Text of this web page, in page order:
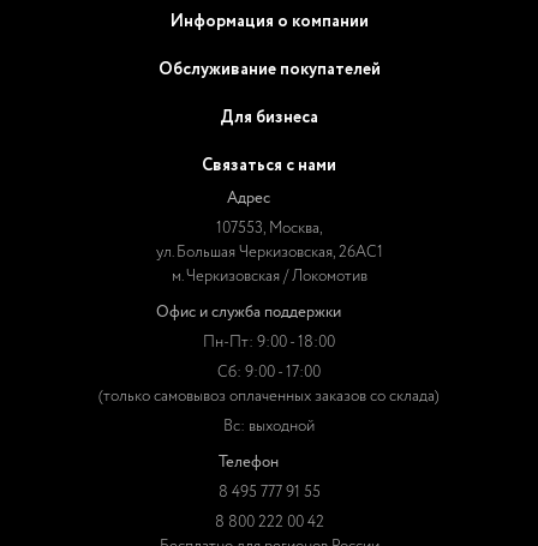
Информация о компании
Обслуживание покупателей
Для бизнеса
Связаться с нами
Адрес
107553, Москва,
ул. Большая Черкизовская, 26АС1
м. Черкизовская / Локомотив
Офис и служба поддержки
Пн-Пт: 9:00 - 18:00
Сб: 9:00 - 17:00
(только самовывоз оплаченных заказов со склада)
Вс: выходной
Телефон
8 495 777 91 55
8 800 222 00 42